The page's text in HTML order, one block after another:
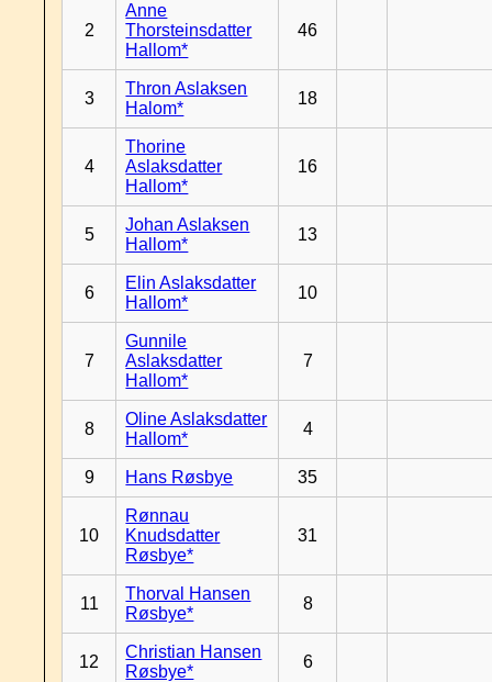
2
Anne
Thorsteinsdatter
Hallom*
46
3
Thron Aslaksen
Halom*
18
4
Thorine
Aslaksdatter
Hallom*
16
5
Johan Aslaksen
Hallom*
13
6
Elin Aslaksdatter
Hallom*
10
7
Gunnile
Aslaksdatter
Hallom*
7
8
Oline Aslaksdatter
Hallom*
4
9 Hans Røsbye 35
10
Rønnau
Knudsdatter
Røsbye*
31
11
Thorval Hansen
Røsbye*
8
12
Christian Hansen
Røsbye*
6